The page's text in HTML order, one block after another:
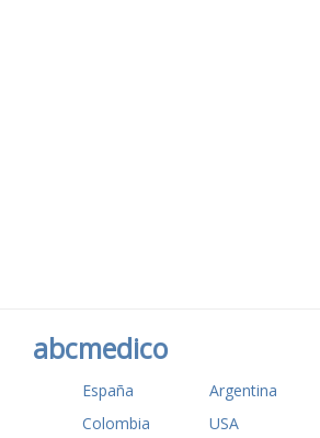
abcmedico
España Argentina
Colombia
USA